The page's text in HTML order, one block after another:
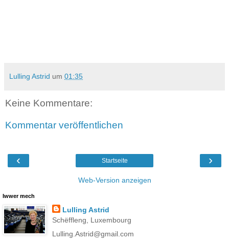
Lulling Astrid um 01:35
Keine Kommentare:
Kommentar veröffentlichen
‹ ›
Startseite
Web-Version anzeigen
Iwwer mech
Lulling Astrid
Schëffleng, Luxembourg
Lulling.Astrid@gmail.com